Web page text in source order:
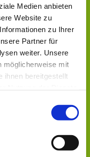
Medien anbieten
Website zu
zu Ihrer
Partner für
weiter. Unsere
möglicherweise mit
ihnen bereitgestellt